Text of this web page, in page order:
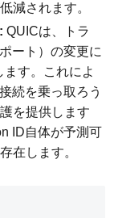
減されます。
QUICは、トラ
ート）の変更に
す。これによ
続を乗っ取ろう
を提供します
ID自体が予測可
在します。